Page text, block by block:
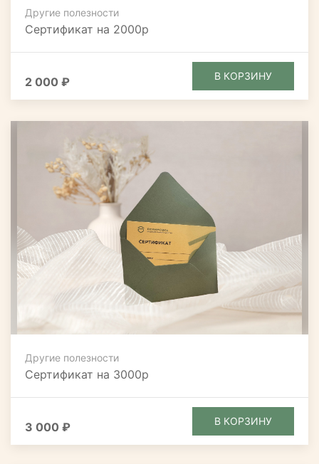
Другие полезности
Сертификат на 2000р
2 000 ₽ В КОРЗИНУ
Другие полезности
Сертификат на 3000р
3 000 ₽ В КОРЗИНУ